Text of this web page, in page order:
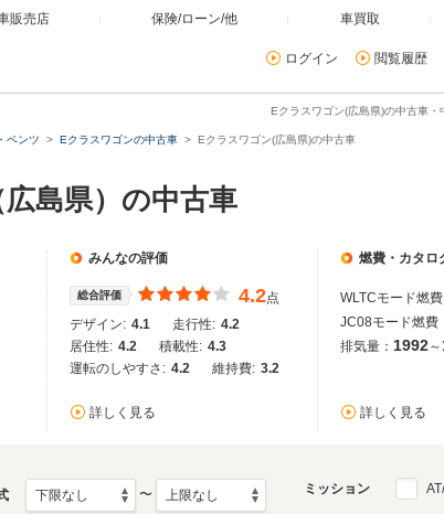
販売店 保険/ローン/他 車買取
ログイン 閲覧履歴
Eクラスワゴン(広島県)の中古車・
ベンツ Eクラスワゴンの中古車 Eクラスワゴン(広島県)の中古車
島県）の中古車
みんなの評価
総合評価 4.2点
デザイン: 4.1 走行性: 4.2
居住性: 4.2 積載性: 4.3
運転のしやすさ: 4.2 維持費: 3.2
詳しく見る
燃費・カタロ
WLTCモード燃費
JC08モード燃費
排気量： 1992～
詳しく見る
〜 ミッション